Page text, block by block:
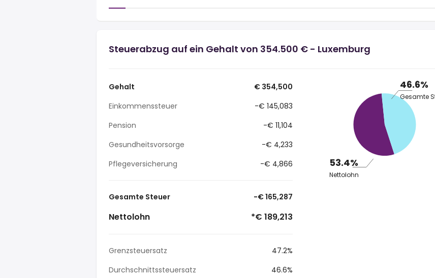
Steuerabzug auf ein Gehalt von 354.500 € - Luxemburg
Gehalt
€ 354,500
Einkommenssteuer
-€ 145,083
Pension
-€ 11,104
Gesundheitsvorsorge
-€ 4,233
Pflegeversicherung
-€ 4,866
Gesamte Steuer -€ 165,287
Nettolohn *€ 189,213
Grenzsteuersatz
47.2%
Durchschnittssteuersatz
46.6%
46.6%
53.4%
Nettolohn